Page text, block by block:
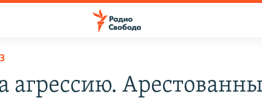
агрессию.